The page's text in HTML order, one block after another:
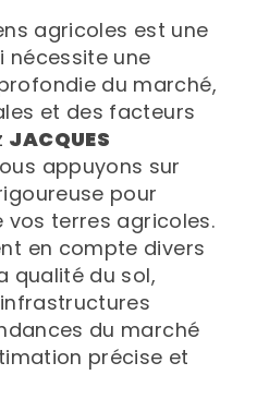
agricoles est une
nécessite une
du marché,
et des facteurs
JACQUES
appuyons sur
pour
vos terres agricoles.
en compte divers
qualité du sol,
du marché
précise et